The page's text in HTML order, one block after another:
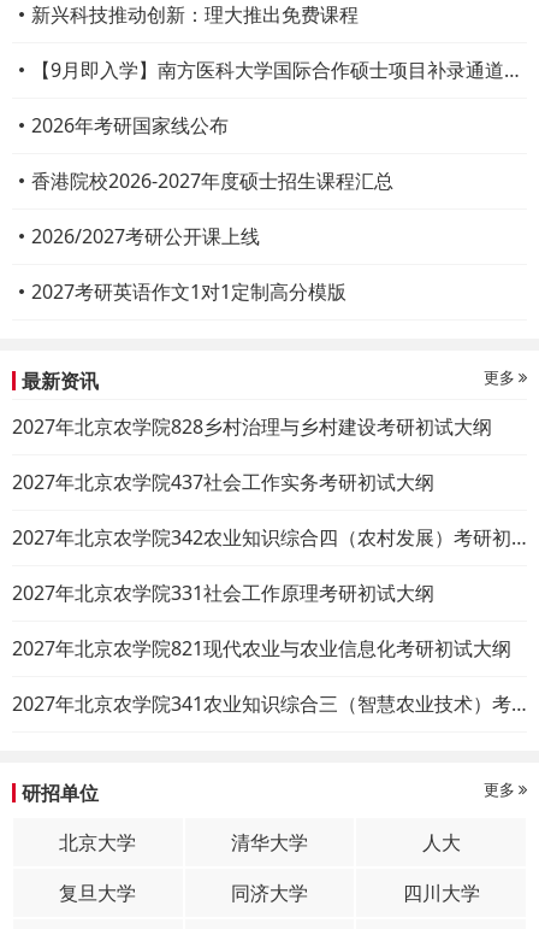
新兴科技推动创新：理大推出免费课程
【9月即入学】南方医科大学国际合作硕士项目补录通道开启
2026年考研国家线公布
香港院校2026-2027年度硕士招生课程汇总
2026/2027考研公开课上线
2027考研英语作文1对1定制高分模版
最新资讯 更多
2027年北京农学院828乡村治理与乡村建设考研初试大纲
2027年北京农学院437社会工作实务考研初试大纲
2027年北京农学院342农业知识综合四（农村发展）考研初试大纲
2027年北京农学院331社会工作原理考研初试大纲
2027年北京农学院821现代农业与农业信息化考研初试大纲
2027年北京农学院341农业知识综合三（智慧农业技术）考研初试大纲
研招单位 更多
北京大学 清华大学
人大
复旦大学
同济大学
四川大学